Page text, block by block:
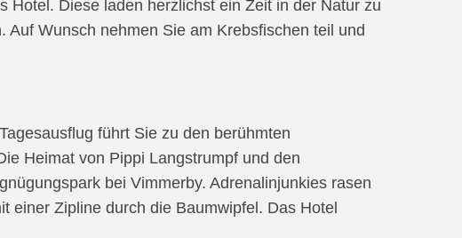
Hotel. Diese laden herzlichst ein Zeit in der Natur zu
Wunsch nehmen Sie am Krebsfischen teil und
führt Sie zu den berühmten
Heimat von Pippi Langstrumpf und den
bei Vimmerby. Adrenalinjunkies rasen
einer Zipline durch die Baumwipfel. Das Hotel